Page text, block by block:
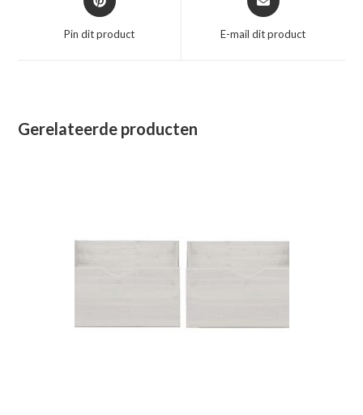
in
nieuw
Pin dit product
in
nieuw
E-mail dit product
Gerelateerde producten